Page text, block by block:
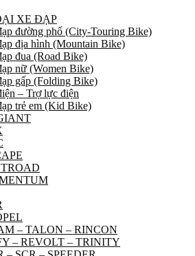
XE ĐẠP
đường phố (City-Touring Bike)
địa hình (Mountain Bike)
đua (Road Bike)
nữ (Women Bike)
gấp (Folding Bike)
– Trợ lực điện
trẻ em (Kid Bike)
– TALON – RINCON
– REVOLT – TRINITY